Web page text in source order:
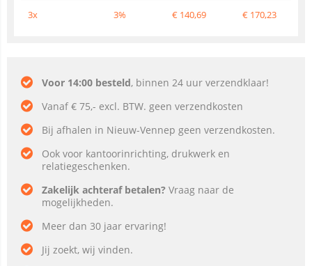
3x 3% € 140,69 € 170,23
Voor 14:00 besteld, binnen 24 uur verzendklaar!
Vanaf € 75,- excl. BTW. geen verzendkosten
Bij afhalen in Nieuw-Vennep geen verzendkosten.
Ook voor kantoorinrichting, drukwerk en
relatiegeschenken.
Zakelijk achteraf betalen? Vraag naar de
mogelijkheden.
Meer dan 30 jaar ervaring!
Jij zoekt, wij vinden.